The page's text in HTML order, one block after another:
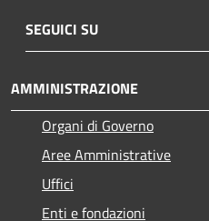
SEGUICI SU
AMMINISTRAZIONE
Organi di Governo
Aree Amministrative
Uffici
Enti e fondazioni